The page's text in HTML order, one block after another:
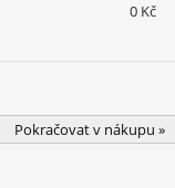
0 Kč
Pokračovat v nákupu »